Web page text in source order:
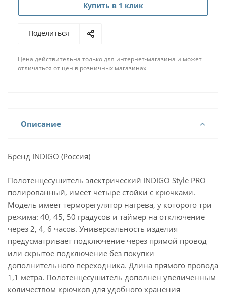
Купить в 1 клик
Поделиться
Цена действительна только для интернет-магазина и может
отличаться от цен в розничных магазинах
Описание
Бренд INDIGO (Россия)
Полотенцесушитель электрический INDIGO Style PRO
полированный, имеет четыре стойки с крючками.
Модель имеет терморегулятор нагрева, у которого три
режима: 40, 45, 50 градусов и таймер на отключение
через 2, 4, 6 часов. Универсальность изделия
предусматривает подключение через прямой провод
или скрытое подключение без покупки
дополнительного переходника. Длина прямого провода
1,1 метра. Полотенцесушитель дополнен увеличенным
количеством крючков для удобного хранения